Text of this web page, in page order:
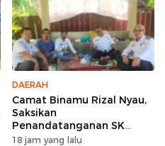
DAERAH
Camat Binamu Rizal Nyau,
Saksikan
Penandatanganan SK
Pengurus KWKD, Tegaskan
18 jam yang lalu